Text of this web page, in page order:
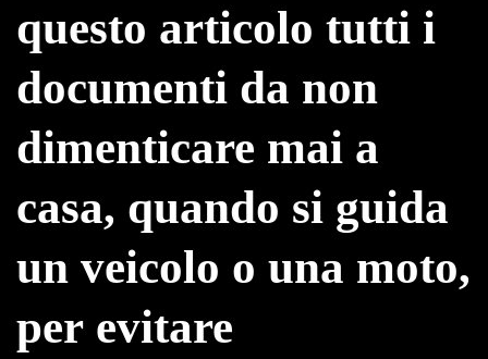
questo articolo tutti i
documenti da non
dimenticare mai a
casa, quando si guida
un veicolo o una moto,
per evitare